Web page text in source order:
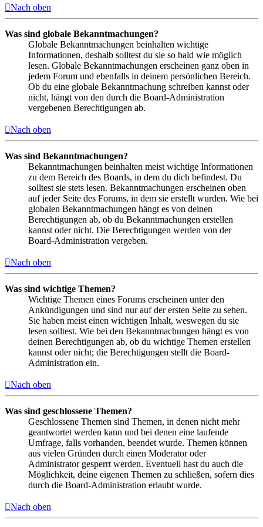
Nach oben
Was sind globale Bekanntmachungen?
Globale Bekanntmachungen beinhalten wichtige
Informationen, deshalb solltest du sie so bald wie möglich
lesen. Globale Bekanntmachungen erscheinen ganz oben in
jedem Forum und ebenfalls in deinem persönlichen Bereich.
Ob du eine globale Bekanntmachung schreiben kannst oder
nicht, hängt von den durch die Board-Administration
vergebenen Berechtigungen ab.
Nach oben
Was sind Bekanntmachungen?
Bekanntmachungen beinhalten meist wichtige Informationen
zu dem Bereich des Boards, in dem du dich befindest. Du
solltest sie stets lesen. Bekanntmachungen erscheinen oben
auf jeder Seite des Forums, in dem sie erstellt wurden. Wie bei
globalen Bekanntmachungen hängt es von deinen
Berechtigungen ab, ob du Bekanntmachungen erstellen
kannst oder nicht. Die Berechtigungen werden von der
Board-Administration vergeben.
Nach oben
Was sind wichtige Themen?
Wichtige Themen eines Forums erscheinen unter den
Ankündigungen und sind nur auf der ersten Seite zu sehen.
Sie haben meist einen wichtigen Inhalt, weswegen du sie
lesen solltest. Wie bei den Bekanntmachungen hängt es von
deinen Berechtigungen ab, ob du wichtige Themen erstellen
kannst oder nicht; die Berechtigungen stellt die Board-
Administration ein.
Nach oben
Was sind geschlossene Themen?
Geschlossene Themen sind Themen, in denen nicht mehr
geantwortet werden kann und bei denen eine laufende
Umfrage, falls vorhanden, beendet wurde. Themen können
aus vielen Gründen durch einen Moderator oder
Administrator gesperrt werden. Eventuell hast du auch die
Möglichkeit, deine eigenen Themen zu schließen, sofern dies
durch die Board-Administration erlaubt wurde.
Nach oben